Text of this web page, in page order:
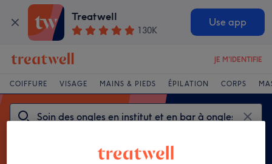
Treatwell
130K
Use app
JE M'IDENTIFIE
COIFFURE VISAGE MAINS & PIEDS ÉPILATION CORPS